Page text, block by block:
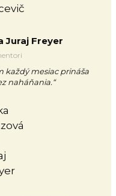
Juraj Freyer
každý mesiac prináša
naháňania.“